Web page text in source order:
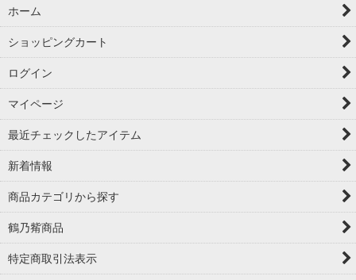
ホーム
ショッピングカート
ログイン
マイページ
最近チェックしたアイテム
新着情報
商品カテゴリから探す
鶴乃觜商品
特定商取引法表示